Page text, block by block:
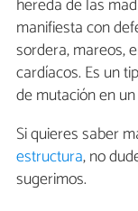
hereda de las
manifiesta con
sordera, mareos,
cardíacos. Es un
de mutación en
Si quieres saber
estructura, no
sugerimos.